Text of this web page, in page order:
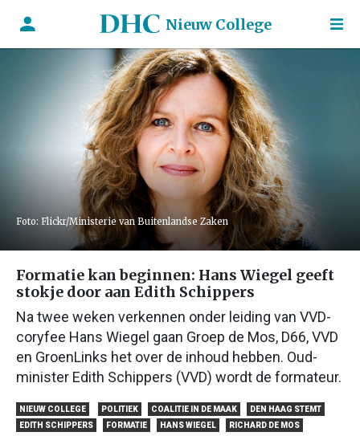
Nieuw College
Foto: Flickr/Ministerie van Buitenlandse Zaken
Formatie kan beginnen: Hans Wiegel geeft
stokje door aan Edith Schippers
Na twee weken verkennen onder leiding van VVD-
coryfee Hans Wiegel gaan Groep de Mos, D66, VVD
en GroenLinks het over de inhoud hebben. Oud-
minister Edith Schippers (VVD) wordt de formateur.
NIEUW COLLEGE POLITIEK COALITIE IN DE MAAK
DEN HAAG STEMT
EDITH SCHIPPERS
FORMATIE HANS WIEGEL RICHARD DE MOS